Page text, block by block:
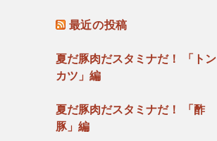
最近の投稿
夏だ豚肉だスタミナだ！ 「トン
カツ」編
夏だ豚肉だスタミナだ！ 「酢
豚」編